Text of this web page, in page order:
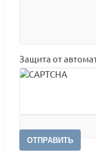
Защита от
ОТПРАВИТЬ